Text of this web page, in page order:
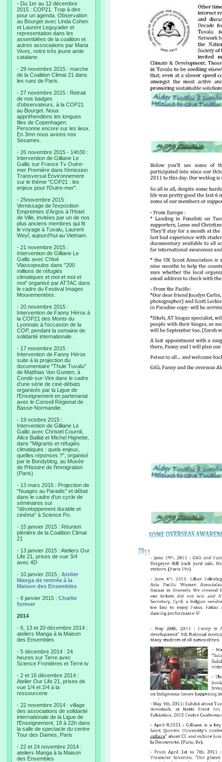
- Du 1er au 12 décembre
2015 : COP21. Trop à dire
pour un agenda. Observation
au Bourget avec Linda Cohen
et Laurent Leguyader et
representation dans les
assemblées de la coalition et
autres associations par Maria
Vives, notre très jeune amie
catalane.
- 29 novembre 2015 : marche
de la Coalition Climat 21 dans
les rues de Paris.
- 27 novembre 2015 : Retrait
de nos badges
d’observateurs, à la COP21
au Bourget. Nous
appréhendions les longues
files de Copenhagen.
Personne encore sur les lieux.
En 3mn nous avions nos
Sesames.
- 26 novembre 2015 - 14h30 :
Intervention de Gilliane Le
Gallic sur France Tv Outre-
mer Première dans l'émission
Transversal Environnement
sur le thème "COP21 : les
enjeux pour l'Outre-mer".
- 25novembre 2015 :
Vernissage de l’exposition
Empreintes d’Argos à l’Hotel
de Ville, invitées par un de nos
plus anciens membres qui fit
le voyage à Tuvalu, Laurent
Weyl, aujourd’hui au Vietnam.
- 21 novembre 2015 :
Intervention de Gilliane Le
Gallic avec Chloé
Vlassopoulos dans "200
millions de réfugiés
climatiques et moi et moi et
moi" organisé par ATTAC dans
le cadre du Festival Images
Mouvementées.
- 20 novembre 2015 :
Intervention de Fanny Héros à
la COP21 des Monts du
Lyonnais à l'occasion de la
COP, pendant la semaine de
solidarité internationale.
- 17 novembre 2015 :
Intervention de Fanny Héros
suite à la projection du
documentaire "Thule Tuvalu"
de Matthias Von Gunten, à
Condé-sur-Vire dans le cadre
d'une série de ciné-débats
organisés par la Ligue de
l'Enseignement en partenariat
avec le Conseil Régional de
Basse-Normandie.
- 19 octobre 2015 :
Intervention de Gilliane Le
Gallic avec Christel Cournil,
Alice Baillat et Michel Hignette,
dans "Migrants et réfugiés
climatiques : quels enjeux,
quelles réponses ?", organisé
par le Bondyblog, au Musée
de l'Histoire de l'immigration
(Paris)
- 13 mars 2015 : Projection de
"Nuages au Paradis" et débat
dans le cadre d'un cycle de
séminaires sur
"développement durable et
cinéma" à Science Po.
- 15 janvier 2015 : Réunion
plénière de la Coalition Climat
21
- 13 janvier 2015 : Ateliers Our
Life 21, prises de vue 3/4
avec 4D
- 10 janvier 2015 : Atelier
Manga de rentrée à la
Maison des Ensembles
- 8 janvier 2015 : Charlie
forever
2014
- 6, 13 et 20 décembre 2014 :
ateliers Manga à la Maison
des Ensembles
- 5 décembre 2014 : 24
heures sur Terre avec
Science Frontières et Terre.tv
- 2 et 16 décembre 2014 :
Atelier Our Life 21, prises de
vue 1/4 et 2/4 à la
ressourcerie
- 22 novembre 2014 : village
des associations de solidarité
internationale de la Ligue de
l'Enseignement, 18 à 22h dans
la salle de spectacle du centre
Tour des Dames, Paris
- 22 et 24 novembre 2014 :
ateliers Manga à la Maison
des Ensembles